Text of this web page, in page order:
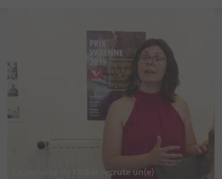
La Semaine de l’Allier recrute un(e)